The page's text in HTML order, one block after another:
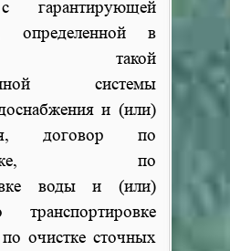
гарантирующей
определенной в
такой
системы
и (или)
договор по
по
воды и (или)
очистке сточных